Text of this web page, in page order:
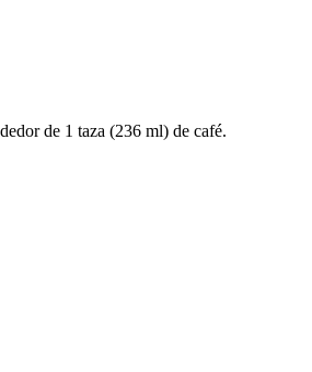
de 1 taza (236 ml) de café.